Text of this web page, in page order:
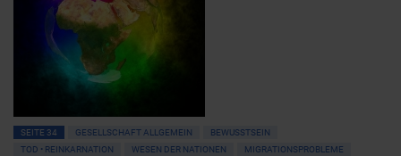
SEITE 34 GESELLSCHAFT ALLGEMEIN
BEWUSSTSEIN
TOD • REINKARNATION
WESEN DER NATIONEN MIGRATIONSPROBLEME